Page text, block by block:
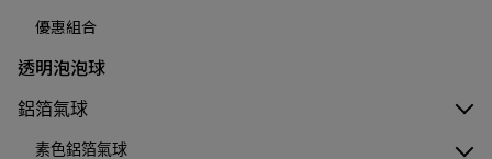
優惠組合
透明泡泡球
鋁箔氣球
素色鋁箔氣球